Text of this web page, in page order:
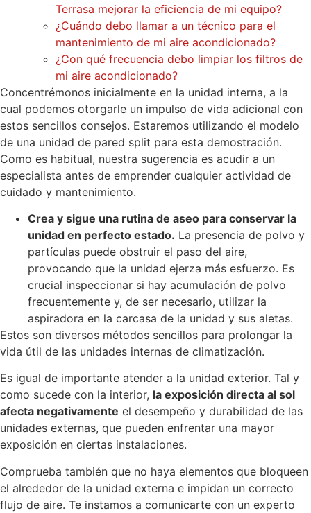
Terrasa mejorar la eficiencia de mi equipo?
¿Cuándo debo llamar a un técnico para el
mantenimiento de mi aire acondicionado?
¿Con qué frecuencia debo limpiar los filtros de
mi aire acondicionado?
Concentrémonos inicialmente en la unidad interna, a la
cual podemos otorgarle un impulso de vida adicional con
estos sencillos consejos. Estaremos utilizando el modelo
de una unidad de pared split para esta demostración.
Como es habitual, nuestra sugerencia es acudir a un
especialista antes de emprender cualquier actividad de
cuidado y mantenimiento.
Crea y sigue una rutina de aseo para conservar la
unidad en perfecto estado. La presencia de polvo y
partículas puede obstruir el paso del aire,
provocando que la unidad ejerza más esfuerzo. Es
crucial inspeccionar si hay acumulación de polvo
frecuentemente y, de ser necesario, utilizar la
aspiradora en la carcasa de la unidad y sus aletas.
Estos son diversos métodos sencillos para prolongar la
vida útil de las unidades internas de climatización.
Es igual de importante atender a la unidad exterior. Tal y
como sucede con la interior, la exposición directa al sol
afecta negativamente el desempeño y durabilidad de las
unidades externas, que pueden enfrentar una mayor
exposición en ciertas instalaciones.
Comprueba también que no haya elementos que bloqueen
el alrededor de la unidad externa e impidan un correcto
flujo de aire. Te instamos a comunicarte con un experto